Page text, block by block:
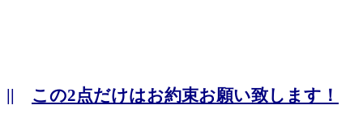
|| この2点だけはお約束お願い致します！